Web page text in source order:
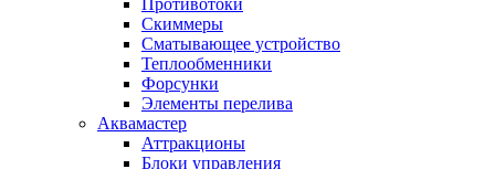
Противотоки
Скиммеры
Сматывающее устройство
Теплообменники
Форсунки
Элементы перелива
Аквамастер
Аттракционы
Блоки управления